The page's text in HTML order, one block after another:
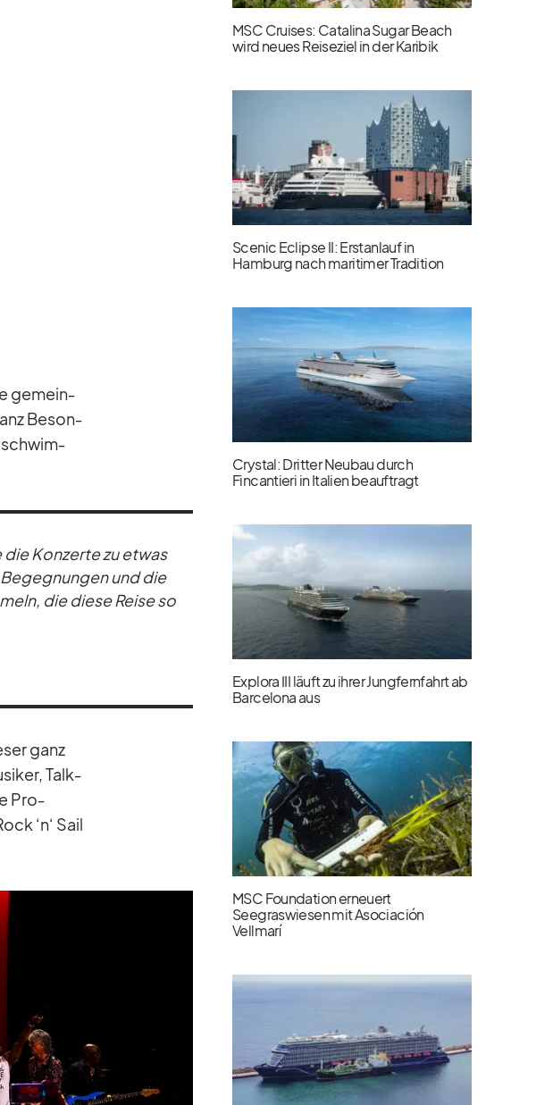
ge­mein­
Be­son­
schwim­
Kon­zerte zu et­was
und die
die diese Reise so
ganz
Talk­
Pro­
‘n‘ Sail
MSC Cruises: Catalina Sugar Beach
wird neues Reiseziel in der Karibik
Scenic Eclipse II: Erstanlauf in
Hamburg nach maritimer Tradition
Crystal: Dritter Neubau durch
Fincantieri in Italien beauftragt
Explora III läuft zu ihrer Jungfernfahrt ab
Barcelona aus
MSC Foundation erneuert
Seegraswiesen mit Asociación
Vellmarí